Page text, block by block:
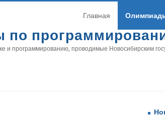
и программированию, проводимые Новосибирским
Главная